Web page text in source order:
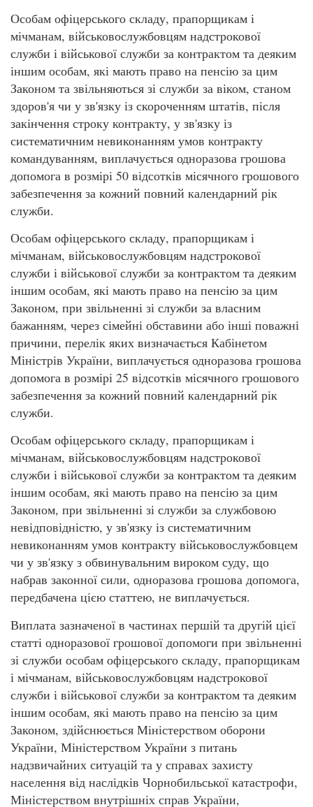
Особам офіцерського складу, прапорщикам і
мічманам, військовослужбовцям надстрокової
служби і військової служби за контрактом та деяким
іншим особам, які мають право на пенсію за цим
Законом та звільняються зі служби за віком, станом
здоров'я чи у зв'язку із скороченням штатів, після
закінчення строку контракту, у зв'язку із
систематичним невиконанням умов контракту
командуванням, виплачується одноразова грошова
допомога в розмірі 50 відсотків місячного грошового
забезпечення за кожний повний календарний рік
служби.
Особам офіцерського складу, прапорщикам і
мічманам, військовослужбовцям надстрокової
служби і військової служби за контрактом та деяким
іншим особам, які мають право на пенсію за цим
Законом, при звільненні зі служби за власним
бажанням, через сімейні обставини або інші поважні
причини, перелік яких визначається Кабінетом
Міністрів України, виплачується одноразова грошова
допомога в розмірі 25 відсотків місячного грошового
забезпечення за кожний повний календарний рік
служби.
Особам офіцерського складу, прапорщикам і
мічманам, військовослужбовцям надстрокової
служби і військової служби за контрактом та деяким
іншим особам, які мають право на пенсію за цим
Законом, при звільненні зі служби за службовою
невідповідністю, у зв'язку із систематичним
невиконанням умов контракту військовослужбовцем
чи у зв'язку з обвинувальним вироком суду, що
набрав законної сили, одноразова грошова допомога,
передбачена цією статтею, не виплачується.
Виплата зазначеної в частинах першій та другій цієї
статті одноразової грошової допомоги при звільненні
зі служби особам офіцерського складу, прапорщикам
і мічманам, військовослужбовцям надстрокової
служби і військової служби за контрактом та деяким
іншим особам, які мають право на пенсію за цим
Законом, здійснюється Міністерством оборони
України, Міністерством України з питань
надзвичайних ситуацій та у справах захисту
населення від наслідків Чорнобильської катастрофи,
Міністерством внутрішніх справ України,